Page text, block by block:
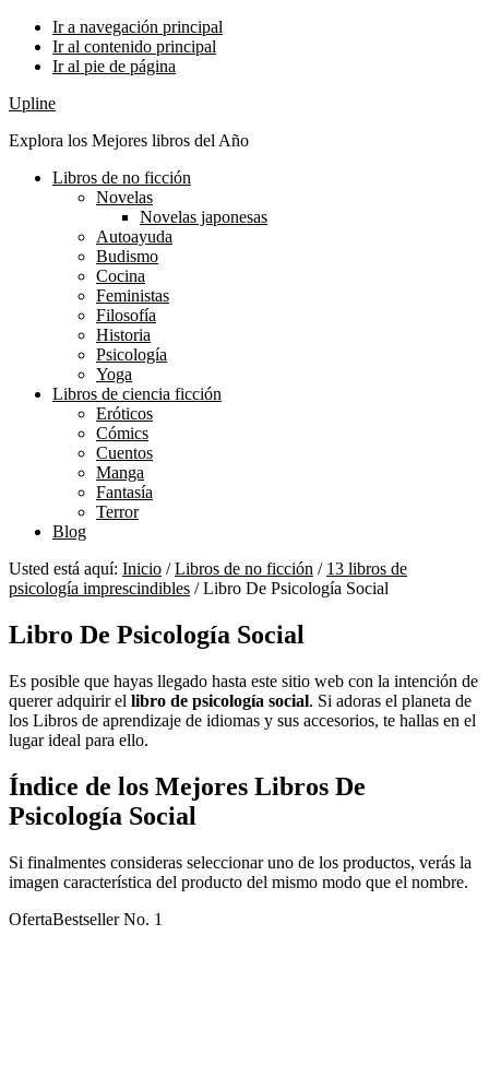
Ir a navegación principal
Ir al contenido principal
Ir al pie de página
Upline
Explora los Mejores libros del Año
Libros de no ficción
Novelas
Novelas japonesas
Autoayuda
Budismo
Cocina
Feministas
Filosofía
Historia
Psicología
Yoga
Libros de ciencia ficción
Eróticos
Cómics
Cuentos
Manga
Fantasía
Terror
Blog
Usted está aquí: Inicio / Libros de no ficción / 13 libros de
psicología imprescindibles /Libro De Psicología Social
Libro De Psicología Social
Es posible que hayas llegado hasta este sitio web con la intención de
querer adquirir el libro de psicología social. Si adoras el planeta de
los Libros de aprendizaje de idiomas y sus accesorios, te hallas en el
lugar ideal para ello.
Índice de los Mejores Libros De
Psicología Social
Si finalmentes consideras seleccionar uno de los productos, verás la
imagen característica del producto del mismo modo que el nombre.
OfertaBestseller No. 1